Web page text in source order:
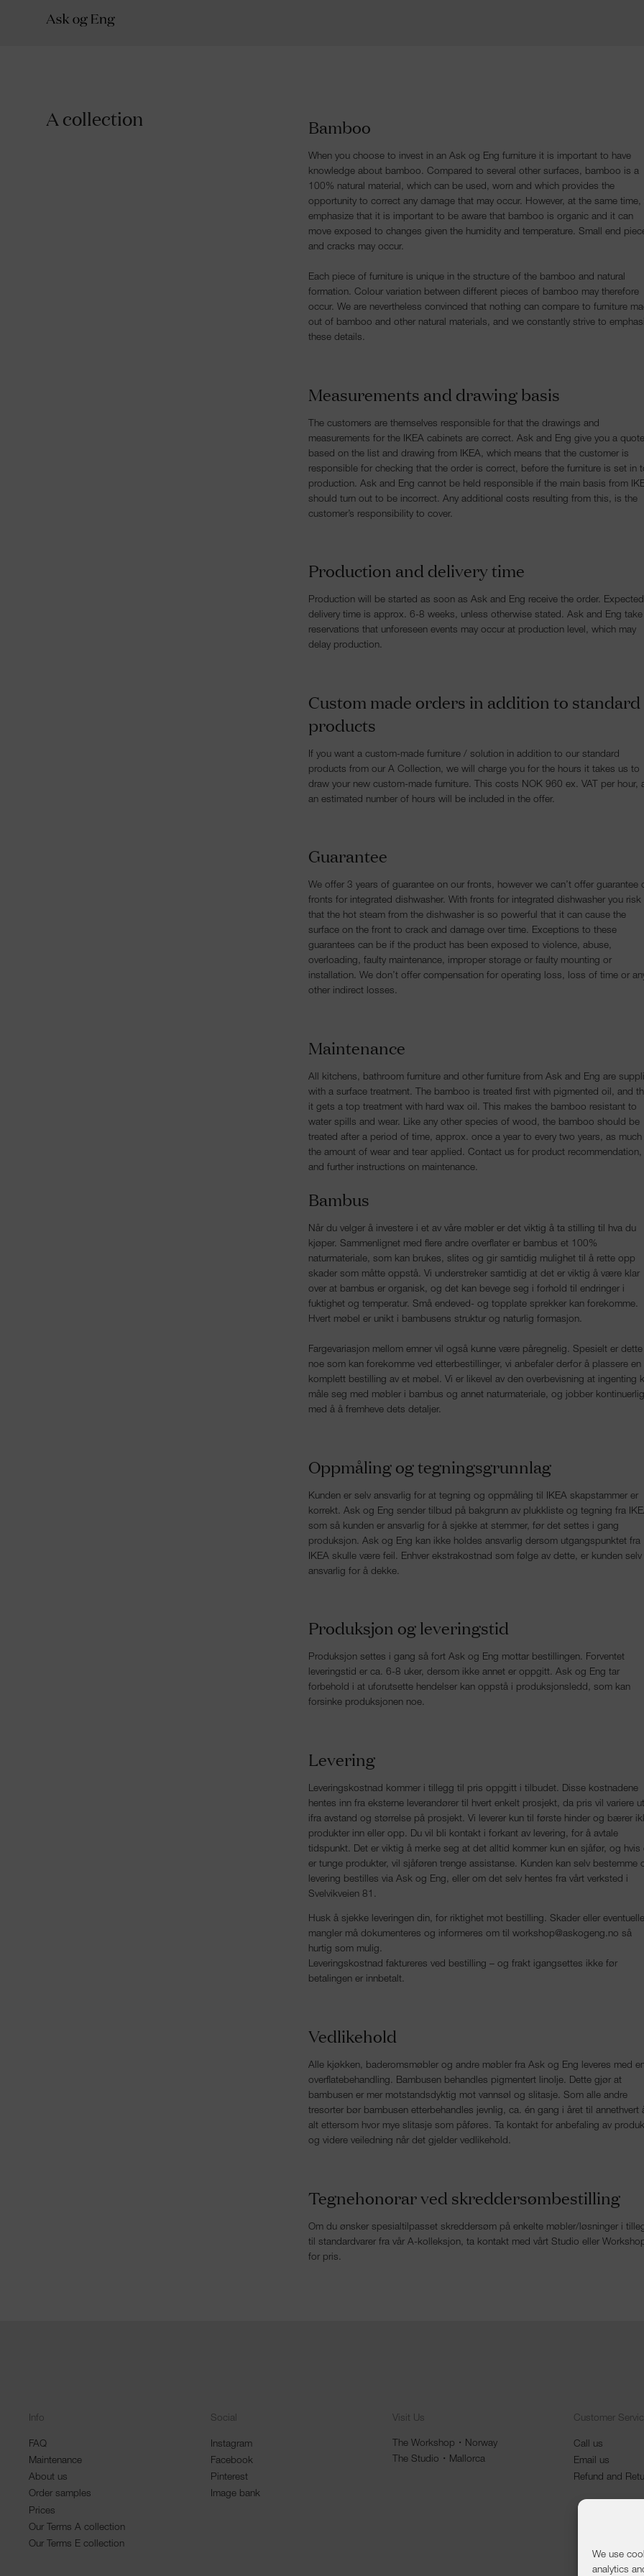
We use
analytics
A collection Bamboo
When you choose to invest in an Ask og Eng furniture it is important to have
knowledge about bamboo. Compared to several other surfaces, bamboo is a
100% natural material, which can be used, worn and which provides the
opportunity to correct any damage that may occur. However, at the same time,
emphasize that it is important to be aware that bamboo is organic and it can
move exposed to changes given the humidity and temperature. Small end
and cracks may occur.
Each piece of furniture is unique in the structure of the bamboo and natural
formation. Colour variation between different pieces of bamboo may therefore
occur. We are nevertheless convinced that nothing can compare to furniture
out of bamboo and other natural materials, and we constantly strive to
these details.
Measurements and drawing basis
The customers are themselves responsible for that the drawings and
measurements for the IKEA cabinets are correct. Ask and Eng give you a quote
based on the list and drawing from IKEA, which means that the customer is
responsible for checking that the order is correct, before the furniture is set in
production. Ask and Eng cannot be held responsible if the main basis from
should turn out to be incorrect. Any additional costs resulting from this, is the
customer’s responsibility to cover.
Production and delivery time
Production will be started as soon as Ask and Eng receive the order. Expected
delivery time is approx. 6-8 weeks, unless otherwise stated. Ask and Eng take
reservations that unforeseen events may occur at production level, which may
delay production.
Custom made orders in addition to standard
products
If you want a custom-made furniture / solution in addition to our standard
products from our A Collection, we will charge you for the hours it takes us to
draw your new custom-made furniture. This costs NOK 960 ex. VAT per hour,
an estimated number of hours will be included in the offer.
Guarantee
We offer 3 years of guarantee on our fronts, however we can’t offer guarantee
fronts for integrated dishwasher. With fronts for integrated dishwasher you risk
that the hot steam from the dishwasher is so powerful that it can cause the
surface on the front to crack and damage over time. Exceptions to these
guarantees can be if the product has been exposed to violence, abuse,
overloading, faulty maintenance, improper storage or faulty mounting or
installation. We don’t offer compensation for operating loss, loss of time or
other indirect losses.
Maintenance
All kitchens, bathroom furniture and other furniture from Ask and Eng are
with a surface treatment. The bamboo is treated first with pigmented oil, and
it gets a top treatment with hard wax oil. This makes the bamboo resistant to
water spills and wear. Like any other species of wood, the bamboo should be
treated after a period of time, approx. once a year to every two years, as much
the amount of wear and tear applied. Contact us for product recommendation,
and further instructions on maintenance.
Bambus
Når du velger å investere i et av våre møbler er det viktig å ta stilling til hva du
kjøper. Sammenlignet med flere andre overflater er bambus et 100%
naturmateriale, som kan brukes, slites og gir samtidig mulighet til å rette opp
skader som måtte oppstå. Vi understreker samtidig at det er viktig å være klar
over at bambus er organisk, og det kan bevege seg i forhold til endringer i
fuktighet og temperatur. Små endeved- og topplate sprekker kan forekomme.
Hvert møbel er unikt i bambusens struktur og naturlig formasjon.
Fargevariasjon mellom emner vil også kunne være påregnelig. Spesielt er dette
noe som kan forekomme ved etterbestillinger, vi anbefaler derfor å plassere en
komplett bestilling av et møbel. Vi er likevel av den overbevisning at ingenting
måle seg med møbler i bambus og annet naturmateriale, og jobber kontinuerlig
med å å fremheve dets detaljer.
Oppmåling og tegningsgrunnlag
Kunden er selv ansvarlig for at tegning og oppmåling til IKEA skapstammer er
korrekt. Ask og Eng sender tilbud på bakgrunn av plukkliste og tegning fra
som så kunden er ansvarlig for å sjekke at stemmer, før det settes i gang
produksjon. Ask og Eng kan ikke holdes ansvarlig dersom utgangspunktet fra
IKEA skulle være feil. Enhver ekstrakostnad som følge av dette, er kunden selv
ansvarlig for å dekke.
Produksjon og leveringstid
Produksjon settes i gang så fort Ask og Eng mottar bestillingen. Forventet
leveringstid er ca. 6-8 uker, dersom ikke annet er oppgitt. Ask og Eng tar
forbehold i at uforutsette hendelser kan oppstå i produksjonsledd, som kan
forsinke produksjonen noe.
Levering
Leveringskostnad kommer i tillegg til pris oppgitt i tilbudet. Disse kostnadene
hentes inn fra eksterne leverandører til hvert enkelt prosjekt, da pris vil variere ut
ifra avstand og størrelse på prosjekt. Vi leverer kun til første hinder og bærer
produkter inn eller opp. Du vil bli kontakt i forkant av levering, for å avtale
tidspunkt. Det er viktig å merke seg at det alltid kommer kun en sjåfør, og hvis
er tunge produkter, vil sjåføren trenge assistanse. Kunden kan selv bestemme
levering bestilles via Ask og Eng, eller om det selv hentes fra vårt verksted i
Svelvikveien 81.
Husk å sjekke leveringen din, for riktighet mot bestilling. Skader eller eventuelle
mangler må dokumenteres og informeres om til workshop@askogeng.no så
hurtig som mulig.
‍Leveringskostnad faktureres ved bestilling – og frakt igangsettes ikke før
betalingen er innbetalt.
Vedlikehold
Alle kjøkken, baderomsmøbler og andre møbler fra Ask og Eng leveres med
overflatebehandling. Bambusen behandles pigmentert linolje. Dette gjør at
bambusen er mer motstandsdyktig mot vannsøl og slitasje. Som alle andre
tresorter bør bambusen etterbehandles jevnlig, ca. én gang i året til annethvert
alt ettersom hvor mye slitasje som påføres. Ta kontakt for anbefaling av
og videre veiledning når det gjelder vedlikehold.
Tegnehonorar ved skreddersømbestilling
Om du ønsker spesialtilpasset skreddersøm på enkelte møbler/løsninger i
til standardvarer fra vår A-kolleksjon, ta kontakt med vårt Studio eller
for pris.
Info
FAQ
Maintenance
About us
Order samples
Prices
Our Terms A collection
Our Terms E collection
Social
Instagram
Facebook
Pinterest
Image bank
Visit Us
The Workshop・Norway
The Studio・Mallorca
Customer
Call us
Email us
Refund and